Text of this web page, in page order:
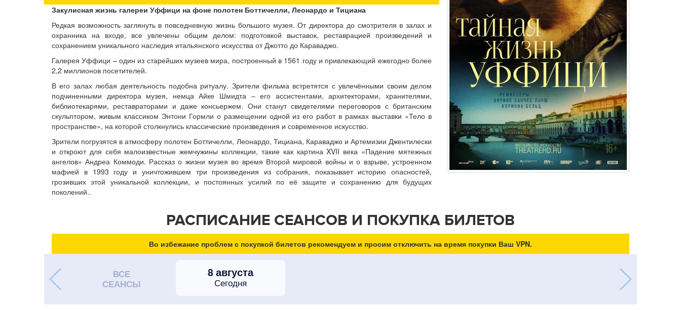
Закулисная жизнь галереи Уффици на фоне полотен Боттичелли, Леонардо и Тициана
Редкая возможность заглянуть в повседневную жизнь большого музея. От директора до смотрителя в залах и
охранника на входе, все увлечены общим делом: подготовкой выставок, реставрацией произведений и
сохранением уникального наследия итальянского искусства от Джотто до Караваджо.
Галерея Уффици – один из старейших музеев мира, построенный в 1561 году и привлекающий ежегодно более
2,2 миллионов посетителей.
В его залах любая деятельность подобна ритуалу. Зрители фильма встретятся с увлечёнными своим делом
подчиненными директора музея, немца Айке Шмидта – его ассистентами, архитекторами, хранителями,
библиотекарями, реставраторами и даже консьержем. Они станут свидетелями переговоров с британским
скульптором, живым классиком Энтони Гормли о размещении одной из его работ в рамках выставки «Тело в
пространстве», на которой столкнулись классические произведения и современное искусство.
Зрители погрузятся в атмосферу полотен Боттичелли, Леонардо, Тициана, Караваджо и Артемизии Джентилески
и откроют для себя малоизвестные жемчужины коллекции, такие как картина XVII века «Падение мятежных
ангелов» Андреа Коммоди. Рассказ о жизни музея во время Второй мировой войны и о взрыве, устроенном
мафией в 1993 году и уничтожившем три произведения из собрания, показывает историю опасностей,
грозивших этой уникальной коллекции, и постоянных усилий по её защите и сохранению для будущих
поколений..
РАСПИСАНИЕ СЕАНСОВ И ПОКУПКА БИЛЕТОВ
Во избежание проблем с покупкой билетов рекомендуем и просим отключить на время покупки Ваш VPN.
ВСЕ
СЕАНСЫ
8 августа
Сегодня